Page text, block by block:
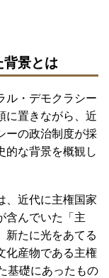
背景とは
ル・デモクラシー
に置きながら、近
ーの政治制度が採
的な背景を概観し
、近代に主権国家
含んでいた「主
新たに光をあてる
化産物である主権
基礎にあったもの